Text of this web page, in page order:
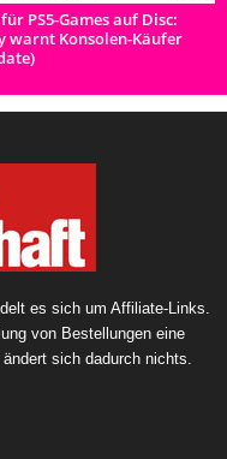
PS5-Games auf Disc:
warnt Konsolen-Käufer
es sich um Affiliate-Links.
von Bestellungen eine
sich dadurch nichts.